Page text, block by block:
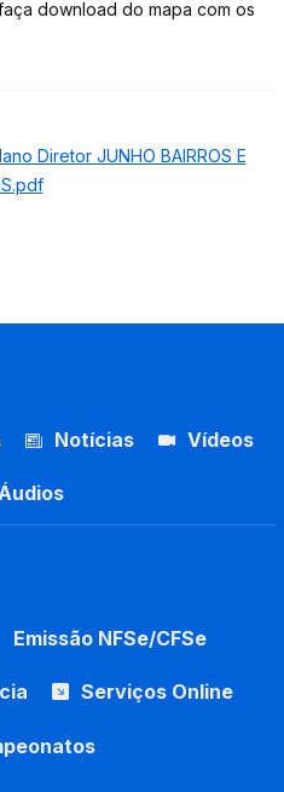
download do mapa com os
Diretor JUNHO BAIRROS E
Notícias Vídeos
Emissão NFSe/CFSe
Serviços Online